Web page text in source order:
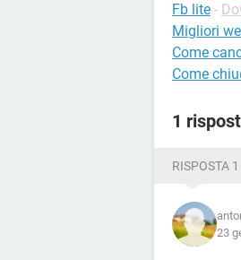
Fb lite -
Migliori
Come
Come
1
RISPOSTA
23